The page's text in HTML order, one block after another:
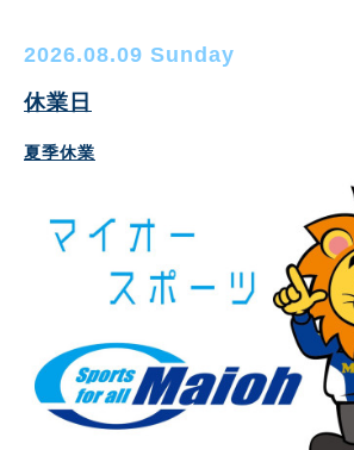
2026.08.09 Sunday
休業日
夏季休業